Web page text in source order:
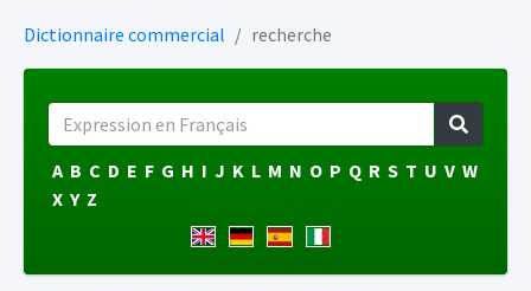
Dictionnaire commercial recherche
A B C D E F G H I J K L M N O P Q R S T U V W
X Y Z